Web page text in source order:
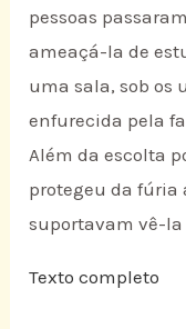
pessoas
ameaçá-la de
uma sala, sob os
enfurecida pela
Além da escolta
protegeu da fúria
suportavam vê-
Texto completo